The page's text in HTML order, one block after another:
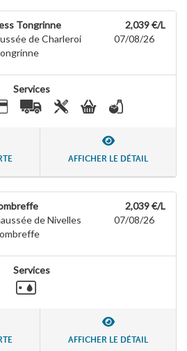
Tongrinne
de Charleroi
2,039 €/L
07/08/26
Services
AFFICHER LE DÉTAIL
de Nivelles
2,039 €/L
07/08/26
Services
AFFICHER LE DÉTAIL